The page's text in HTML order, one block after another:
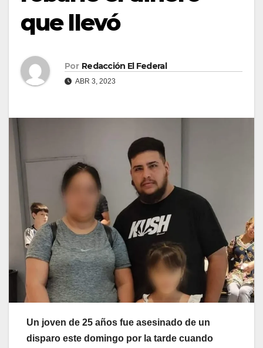
que llevó
Por Redacción El Federal
ABR 3, 2023
Un joven de 25 años fue asesinado de un
disparo este domingo por la tarde cuando